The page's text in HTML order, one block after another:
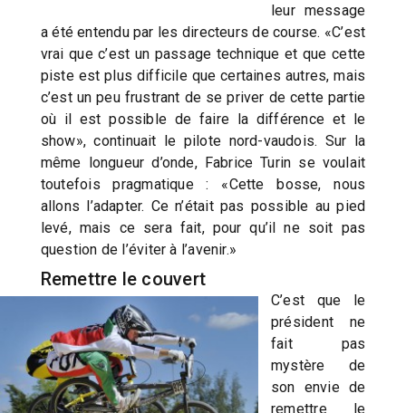
leur message
a été entendu par les directeurs de course. «C’est
vrai que c’est un passage technique et que cette
piste est plus difficile que certaines autres, mais
c’est un peu frustrant de se priver de cette partie
où il est possible de faire la différence et le
show», continuait le pilote nord-vaudois. Sur la
même longueur d’onde, Fabrice Turin se voulait
toutefois pragmatique : «Cette bosse, nous
allons l’adapter. Ce n’était pas possible au pied
levé, mais ce sera fait, pour qu’il ne soit pas
question de l’éviter à l’avenir.»
Remettre le couvert
C’est que le
président ne
fait pas
mystère de
son envie de
remettre le